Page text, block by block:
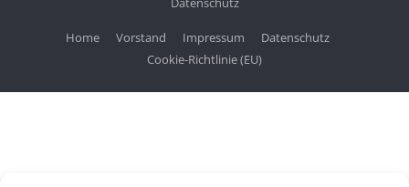
Home Vorstand Impressum
Datenschutz
Cookie-Richtlinie (EU)